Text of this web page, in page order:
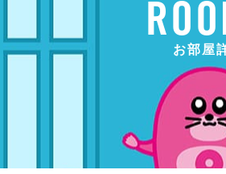
お部屋